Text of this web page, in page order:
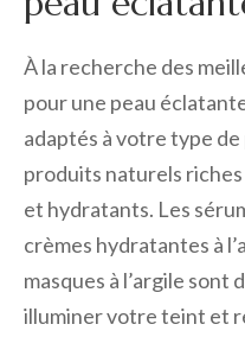
À la recherche des
pour une peau
adaptés à votre type
produits naturels
et hydratants. Les
crèmes hydratantes à
masques à l’argile sont
illuminer votre teint et